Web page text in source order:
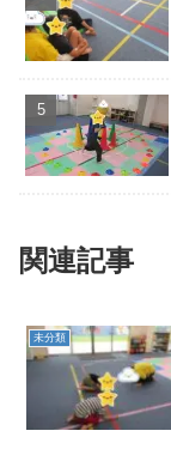
関連記事
未分類